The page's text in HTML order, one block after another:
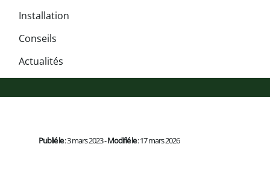
Installation
Conseils
Actualités
Publié le: 3 mars 2023 -Modifié le: 17 mars 2026